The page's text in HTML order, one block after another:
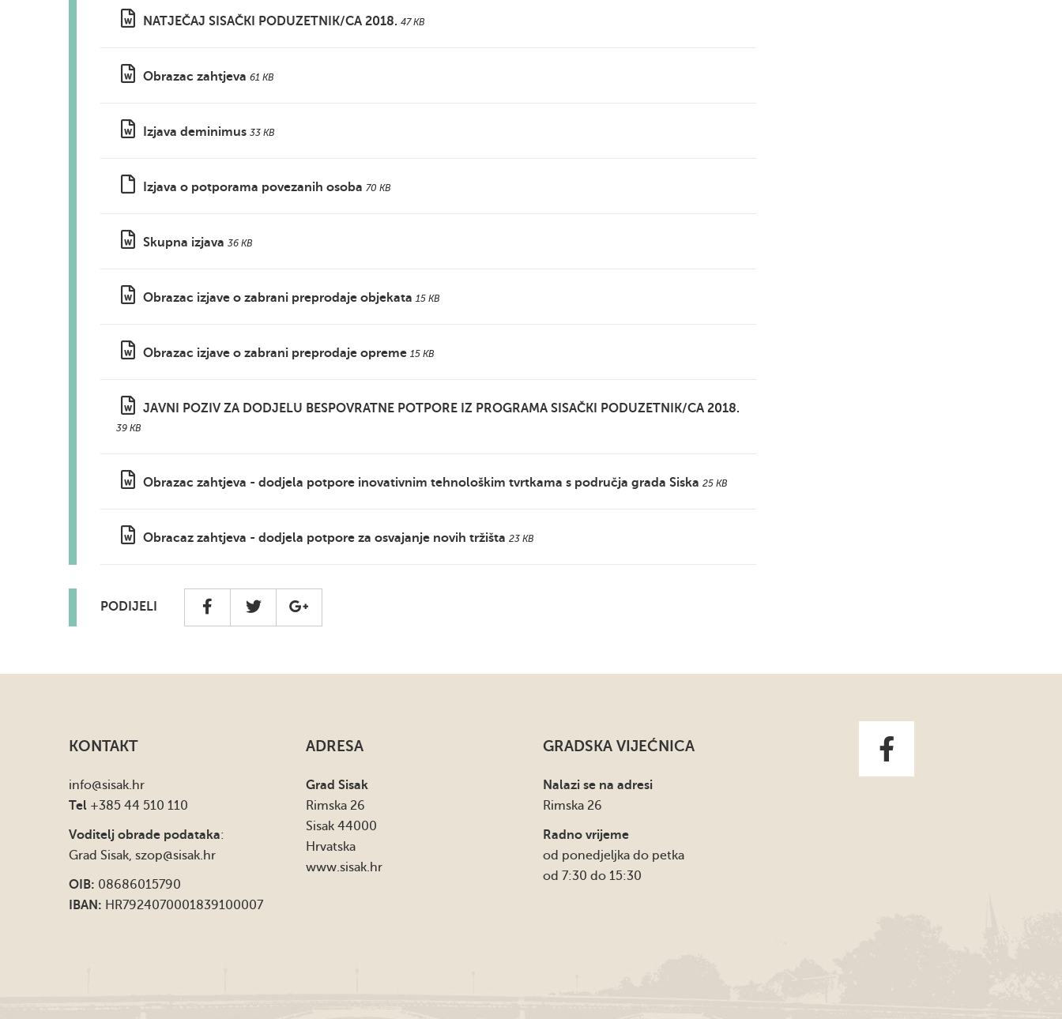
NATJEČAJ SISAČKI PODUZETNIK/CA 2018. 47 KB
Obrazac zahtjeva 61 KB
Izjava deminimus 33 KB
Izjava o potporama povezanih osoba 70 KB
Skupna izjava 36 KB
Obrazac izjave o zabrani preprodaje objekata 15 KB
Obrazac izjave o zabrani preprodaje opreme 15 KB
JAVNI POZIV ZA DODJELU BESPOVRATNE POTPORE IZ PROGRAMA SISAČKI PODUZETNIK/CA 2018.
39 KB
Obrazac zahtjeva - dodjela potpore inovativnim tehnološkim tvrtkama s područja grada Siska 25 KB
Obracaz zahtjeva - dodjela potpore za osvajanje novih tržišta 23 KB
PODIJELI
KONTAKT
info@sisak.hr
Tel +385 44 510 110
Voditelj obrade podataka:
Grad Sisak, szop@sisak.hr
OIB: 08686015790
IBAN: HR7924070001839100007
ADRESA
Grad Sisak
Rimska 26
Sisak 44000
Hrvatska
www.sisak.hr
GRADSKA VIJEĆNICA
Nalazi se na adresi
Rimska 26
Radno vrijeme
od ponedjeljka do petka
od 7:30 do 15:30